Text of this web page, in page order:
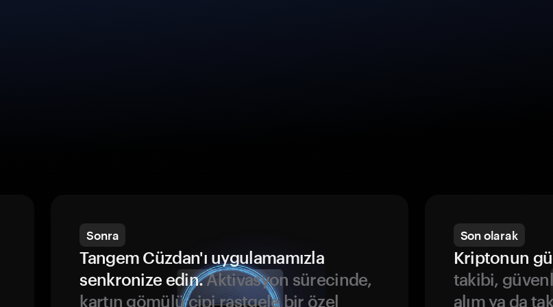
Sonra
Tangem Cüzdan'ı uygulamamızla
senkronize edin.Aktivasyon sürecinde,
kartın gömülü çipi rastgele bir özel
Son olarak
Kriptonun
takibi,
alım ya da